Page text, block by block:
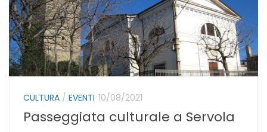
CULTURA / EVENTI 10/08/2021
Passeggiata culturale a Servola